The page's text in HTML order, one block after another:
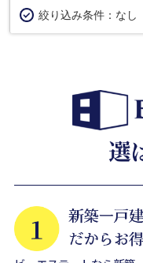
絞り込み条件： なし